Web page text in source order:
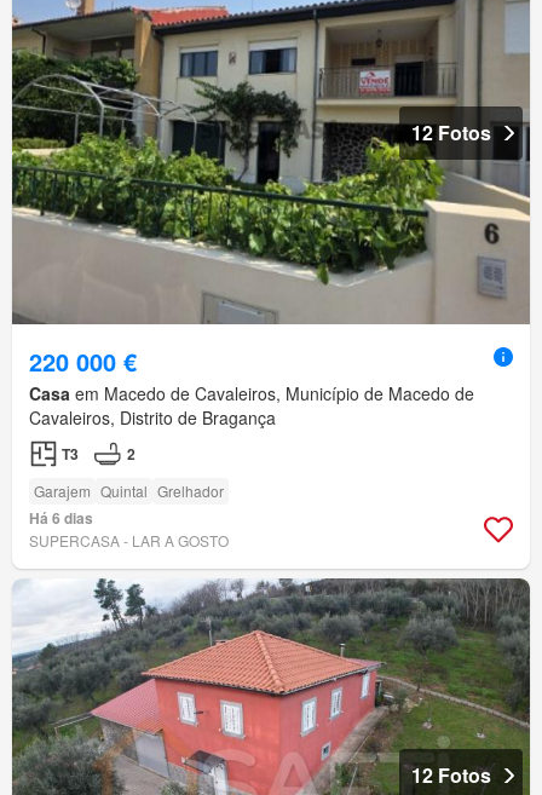
12 Fotos
220 000 €
Casa em Macedo de Cavaleiros, Município de Macedo de
Cavaleiros, Distrito de Bragança
T3 2
Garajem Quintal Grelhador
Há 6 dias
SUPERCASA - LAR A GOSTO
12 Fotos